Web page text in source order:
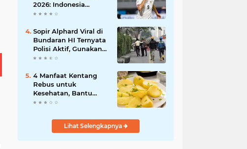
2026: Indonesia
Menang 5-1, Mitchell
Puncaki Top Skor
Sopir Alphard Viral di
Bundaran HI Ternyata
Polisi Aktif, Gunakan
Pelat Palsu dan Kena
4 Manfaat Kentang
Rebus untuk
Kesehatan, Bantu
Turunkan Berat Badan
Pencernaan
Lihat Selengkapnya